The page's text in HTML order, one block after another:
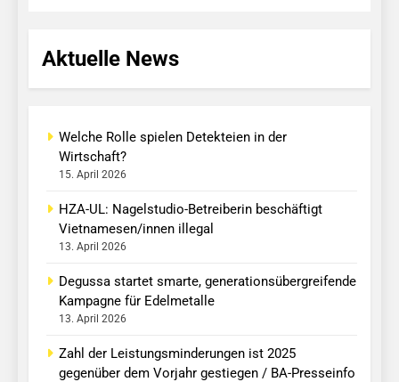
Aktuelle News
Welche Rolle spielen Detekteien in der
Wirtschaft?
15. April 2026
HZA-UL: Nagelstudio-Betreiberin beschäftigt
Vietnamesen/innen illegal
13. April 2026
Degussa startet smarte, generationsübergreifende
Kampagne für Edelmetalle
13. April 2026
Zahl der Leistungsminderungen ist 2025
gegenüber dem Vorjahr gestiegen / BA-Presseinfo